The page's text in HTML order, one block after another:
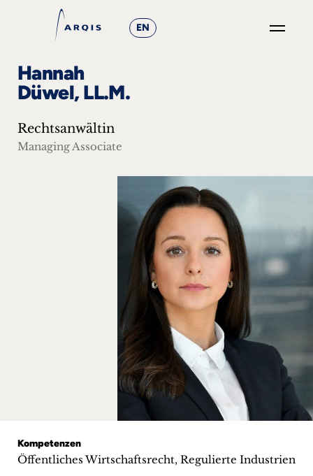
EN
Fokusgruppen
+
+
Hannah
Düwel, LL.M.
Rechtsanwältin
Managing Associate
Kompetenzen
Öffentliches Wirtschaftsrecht, Regulierte Industrien